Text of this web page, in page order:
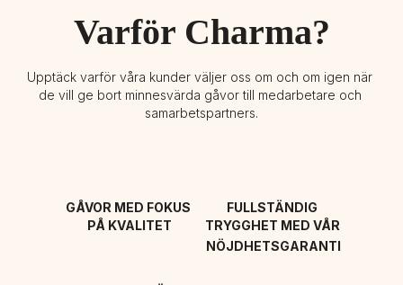
Varför Charma?
Upptäck varför våra kunder väljer oss om och om igen när
de vill ge bort minnesvärda gåvor till medarbetare och
samarbetspartners.
GÅVOR MED FOKUS
PÅ KVALITET
FULLSTÄNDIG
TRYGGHET MED VÅR
NÖJDHETSGARANTI